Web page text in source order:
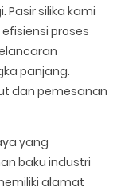
silika kami
proses
panjang.
dan pemesanan
yang
baku industri
alamat